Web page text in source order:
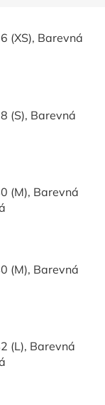
(XS), Barevná
(S), Barevná
(M), Barevná
(M), Barevná
(L), Barevná